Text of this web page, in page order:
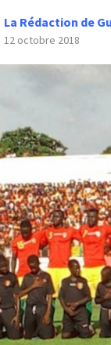
La Rédaction de
12 octobre 2018